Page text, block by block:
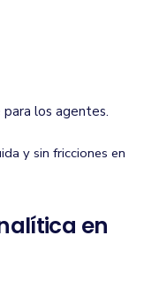
los agentes.
y sin fricciones en
en